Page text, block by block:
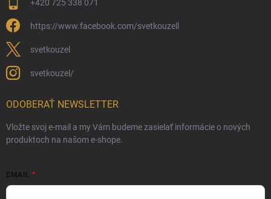
+420 725 338 071
https://www.facebook.com/svetkouzell
svetkouzel
svetkouzel/
ODOBERAŤ NEWSLETTER
Vložte svoj e-mail a my Vám budeme zasielať informácie o nových
produktoch na našom e-shope.
EMAIL